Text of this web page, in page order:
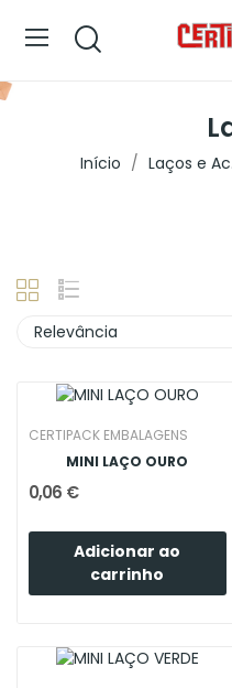
Início Laços e
Relevância
CERTIPACK EMBALAGENS
MINI LAÇO OURO
0,06 €
Adicionar ao
carrinho